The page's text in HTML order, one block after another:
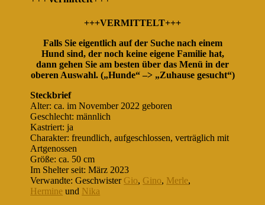
+++VERMITTELT+++
Falls Sie eigentlich auf der Suche nach einem
Hund sind, der noch keine eigene Familie hat,
dann gehen Sie am besten über das Menü in der
oberen Auswahl. („Hunde“ –> „Zuhause gesucht“)
Steckbrief
Alter: ca. im November 2022 geboren
Geschlecht: männlich
Kastriert: ja
Charakter: freundlich, aufgeschlossen, verträglich mit
Artgenossen
Größe: ca. 50 cm
Im Shelter seit: März 2023
Verwandte: Geschwister Gio, Gino, Merle,
Hermine und Nika